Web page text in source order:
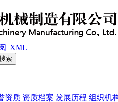
| XML
资质 资质档案 发展历程 组织机